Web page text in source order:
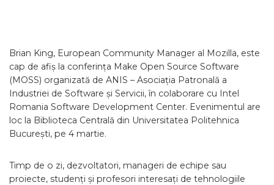
Brian King, European Community Manager al Mozilla, este
cap de afiș la conferința Make Open Source Software
(MOSS) organizată de ANIS – Asociația Patronală a
Industriei de Software și Servicii, în colaborare cu Intel
Romania Software Development Center. Evenimentul are
loc la Biblioteca Centrală din Universitatea Politehnica
București, pe 4 martie.
Timp de o zi, dezvoltatori, manageri de echipe sau
proiecte, studenți și profesori interesați de tehnologiile